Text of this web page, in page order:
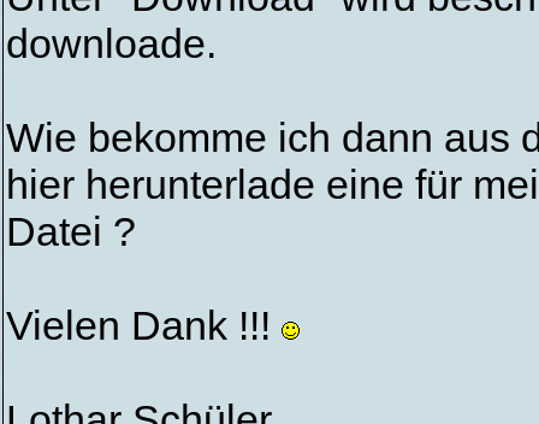
downloade.
Wie bekomme ich dann aus
hier herunterlade eine für
Datei ?
Vielen Dank !!!